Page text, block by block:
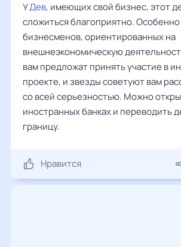
УДев, имеющих свой бизнес, этот
сложиться благоприятно. Особенно
бизнесменов, ориентированных на
внешнеэкономическую
вам предложат принять участие в
проекте, и звезды советуют вам
со всей серьезностью. Можно
иностранных банках и переводить
границу.
Нравится